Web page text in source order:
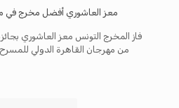
معز العاشوري أفضل مخرج في
من مهرجان القاهرة الدولي